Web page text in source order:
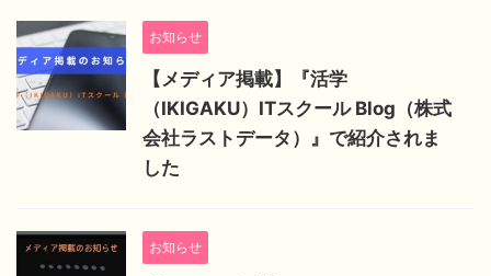
お知らせ
【メディア掲載】『活学
（IKIGAKU）ITスクール Blog（株式
会社ラストデータ）』で紹介されま
した
お知らせ